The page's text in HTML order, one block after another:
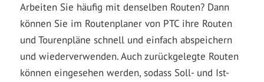
Arbeiten Sie häufig mit denselben Routen? Dann
können Sie im Routenplaner von PTC ihre Routen
und Tourenpläne schnell und einfach abspeichern
und wiederverwenden. Auch zurückgelegte Routen
können eingesehen werden, sodass Soll- und Ist-